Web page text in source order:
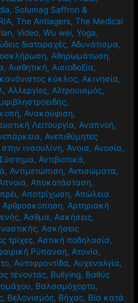
, Solumag Saffron &
,The Antiagers,The Medical
,Video,Wu wei,Yoga,
διαταραχές, Αδυνάτισμα,
, Αθηρωμάτωση,
, Αισθητική, Αισιοδοξία,
κύκλος, Ακινησία,
, Αλλεργίες, Αλτρουισμός,
,
, Ανακούφιση,
Λειτουργία, Αναπνοή,
, Ανεπιθύμητες
ινσουλίνη, Άνοια, Ανοσία,
, Αντιβιοτικά,
, Αντιμετώπιση, Αντισώματα,
, Αποκατάσταση,
, Αποτρίχωση, Απώλεια
Αρθροσκόπηση, Αρτηριακή
, Άσθμα, Ασκήσεις,
, Ασκήσεις
τρίχες, Αστική ποδηλασία,
Ρύπανση, Ατονία,
, Αυτοφροντίδα, Αυχεναλγία,
τένοντας, Βullying, Βαθύς
, Βαλσαμόχορτο,
, Βελονισμός, Βήχας, Βία κατά